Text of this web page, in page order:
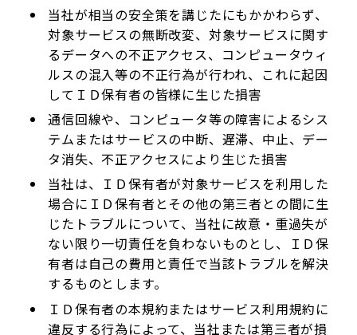
当社が相当の安全策を講じたにもかかわらず、
対象サービスの無断改変、対象サービスに関す
るデータへの不正アクセス、コンピュータウィ
ルスの混入等の不正行為が行われ、これに起因
してＩＤ保有者の皆様に生じた損害
通信回線や、コンピュータ等の障害によるシス
テムまたはサービスの中断、遅滞、中止、デー
タ消失、不正アクセスにより生じた損害
当社は、ＩＤ保有者が対象サービスを利用した
場合にＩＤ保有者とその他の第三者との間に生
じたトラブルについて、当社に故意・重過失が
ない限り一切責任を負わないものとし、ＩＤ保
有者は自己の費用と責任で当該トラブルを解決
するものとします。
ＩＤ保有者の本規約またはサービス利用規約に
違反する行為によって、当社または第三者が損